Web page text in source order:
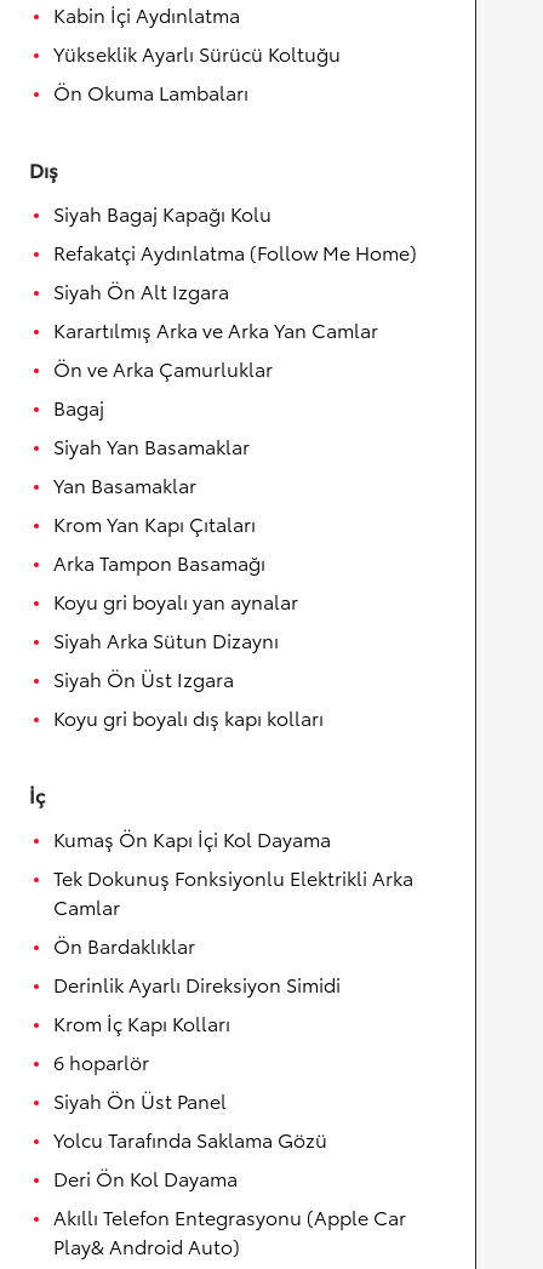
Kabin İçi Aydınlatma
Yükseklik Ayarlı Sürücü Koltuğu
Ön Okuma Lambaları
Dış
Siyah Bagaj Kapağı Kolu
Refakatçi Aydınlatma (Follow Me Home)
Siyah Ön Alt Izgara
Karartılmış Arka ve Arka Yan Camlar
Ön ve Arka Çamurluklar
Bagaj
Siyah Yan Basamaklar
Yan Basamaklar
Krom Yan Kapı Çıtaları
Arka Tampon Basamağı
Koyu gri boyalı yan aynalar
Siyah Arka Sütun Dizaynı
Siyah Ön Üst Izgara
Koyu gri boyalı dış kapı kolları
İç
Kumaş Ön Kapı İçi Kol Dayama
Tek Dokunuş Fonksiyonlu Elektrikli Arka
Camlar
Ön Bardaklıklar
Derinlik Ayarlı Direksiyon Simidi
Krom İç Kapı Kolları
6 hoparlör
Siyah Ön Üst Panel
Yolcu Tarafında Saklama Gözü
Deri Ön Kol Dayama
Akıllı Telefon Entegrasyonu (Apple Car
Play& Android Auto)